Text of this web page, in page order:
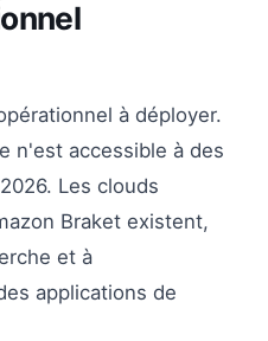
à déployer.
n'est accessible à des
Les clouds
Braket existent,
et à
applications de